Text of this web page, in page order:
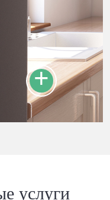
услуги